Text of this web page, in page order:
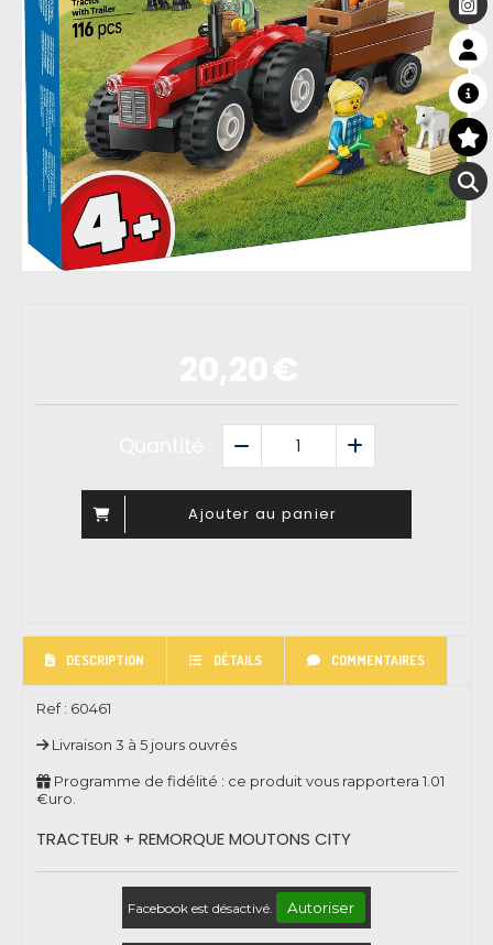
Ajouter au panier
DESCRIPTION DÉTAILS COMMENTAIRES
Ref : 60461
Livraison 3 à 5 jours ouvrés
Programme de fidélité : ce produit vous rapportera 1.01
€uro.
TRACTEUR + REMORQUE MOUTONS CITY
Facebook est désactivé. Autoriser